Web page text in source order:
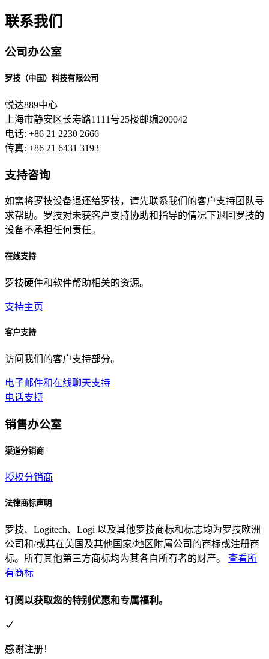
联系我们
公司办公室
罗技（中国）科技有限公司
悦达889中心
上海市静安区长寿路1111号25楼邮编200042
电话: +86 21 2230 2666
传真: +86 21 6431 3193
支持咨询
如需将罗技设备退还给罗技，请先联系我们的客户支持团队寻
求帮助。罗技对未获客户支持协助和指导的情况下退回罗技的
设备不承担任何责任。
在线支持
罗技硬件和软件帮助相关的资源。
支持主页
客户支持
访问我们的客户支持部分。
电子邮件和在线聊天支持
电话支持
销售办公室
渠道分销商
授权分销商
法律商标声明
罗技、Logitech、Logi 以及其他罗技商标和标志均为罗技欧洲
公司和/或其在美国及其他国家/地区附属公司的商标或注册商
标。所有其他第三方商标均为其各自所有者的财产。 查看所
有商标
订阅以获取您的特别优惠和专属福利。
感谢注册！